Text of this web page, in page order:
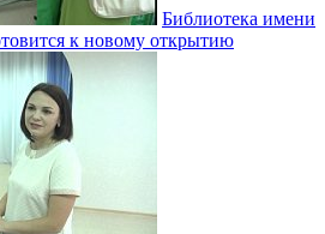
Библиотека имени
к новому открытию